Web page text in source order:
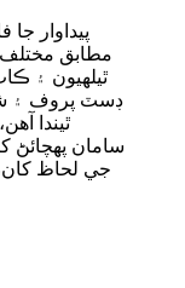
پيداوار
مطابق مختلف
ٿيلهيون ۽
ڊسٽ پروف ۽
ٿيندا
سامان پهچائڻ
جي لحاظ